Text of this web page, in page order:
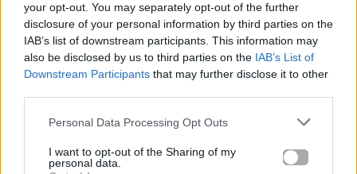
your opt-out. You may separately opt-out of the further
disclosure of your personal information by third parties on the
IAB’s list of downstream participants. This information may
also be disclosed by us to third parties on the IAB’s List of
Downstream Participants that may further disclose it to other
Personal Data Processing Opt Outs
I want to opt-out of the Sharing of my
personal data.
Πανελλαδικές 2026:
Στην κορυφή των
βαθμολογιών η
Λαρισαία Ιωάννα
Μία κάρτα για όλες τις
προνοιακές παροχές!